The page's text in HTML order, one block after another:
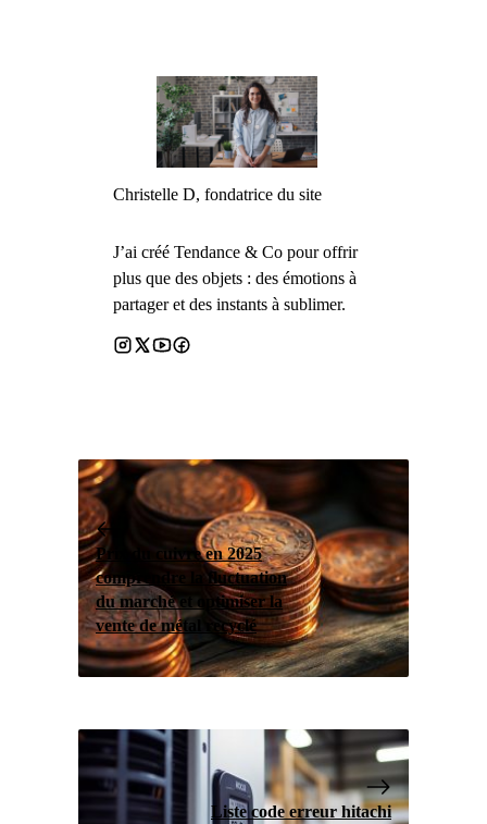
Christelle D, fondatrice du site
J’ai créé Tendance & Co pour offrir
plus que des objets : des émotions à
partager et des instants à sublimer.
Prix du cuivre en 2025
comprendre la fluctuation
du marché et optimiser la
vente de métal recyclé
Liste code erreur hitachi